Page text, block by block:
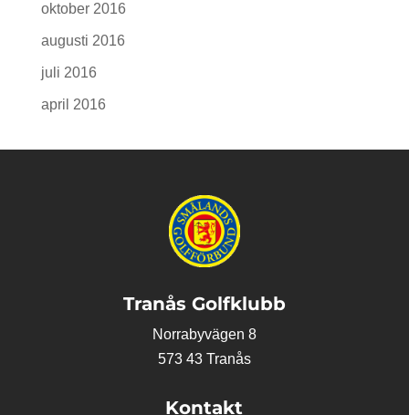
oktober 2016
augusti 2016
juli 2016
april 2016
Tranås Golfklubb
Norrabyvägen 8
573 43 Tranås
Kontakt